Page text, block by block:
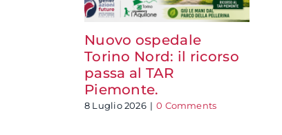
Nuovo ospedale
Torino Nord: il ricorso
passa al TAR
Piemonte.
8 Luglio 2026 | 0 Comments